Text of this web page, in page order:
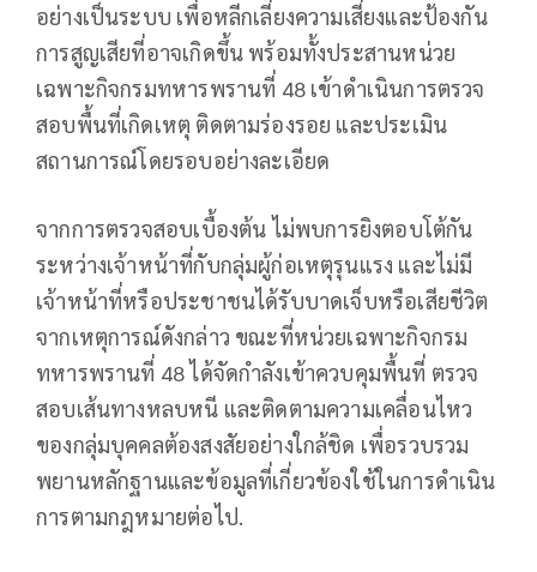
อย่างเป็นระบบ เพื่อหลีกเลี่ยงความเสี่ยงและป้องกัน
การสูญเสียที่อาจเกิดขึ้น พร้อมทั้งประสานหน่วย
เฉพาะกิจกรมทหารพรานที่ 48 เข้าดำเนินการตรวจ
สอบพื้นที่เกิดเหตุ ติดตามร่องรอย และประเมิน
สถานการณ์โดยรอบอย่างละเอียด
จากการตรวจสอบเบื้องต้น ไม่พบการยิงตอบโต้กัน
ระหว่างเจ้าหน้าที่กับกลุ่มผู้ก่อเหตุรุนแรง และไม่มี
เจ้าหน้าที่หรือประชาชนได้รับบาดเจ็บหรือเสียชีวิต
จากเหตุการณ์ดังกล่าว ขณะที่หน่วยเฉพาะกิจกรม
ทหารพรานที่ 48 ได้จัดกำลังเข้าควบคุมพื้นที่ ตรวจ
สอบเส้นทางหลบหนี และติดตามความเคลื่อนไหว
ของกลุ่มบุคคลต้องสงสัยอย่างใกล้ชิด เพื่อรวบรวม
พยานหลักฐานและข้อมูลที่เกี่ยวข้องใช้ในการดำเนิน
การตามกฎหมายต่อไป.